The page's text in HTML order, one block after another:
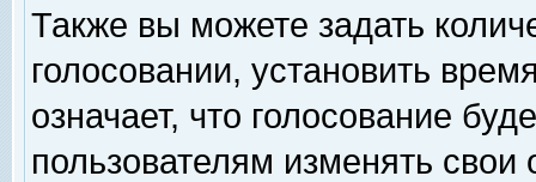
Также вы можете задать
голосовании, установить
означает, что голосование
пользователям изменять свои